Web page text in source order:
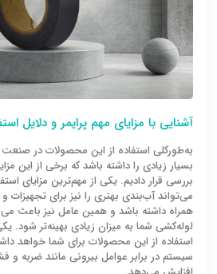
آشنایی با مزایای مهم پرایمر و دلایل
به‌طورکلی استفاده از این محصولات در صنعت
بسیار زیادی را داشته باشد که برخی از این
بررسی قرار دادیم. یکی از مهم‌ترین مزایای
می‌تواند آب‌بندی بهتری را نیز برای تجهیزات
همراه داشته باشد و همین عامل نیز باعث
لوله‌کشی شما به میزان زیادی بهینه‌تر شود.
استفاده از این محصولات برای شما خواهد
سیستم در برابر عوامل بیرونی مانند ضربه و